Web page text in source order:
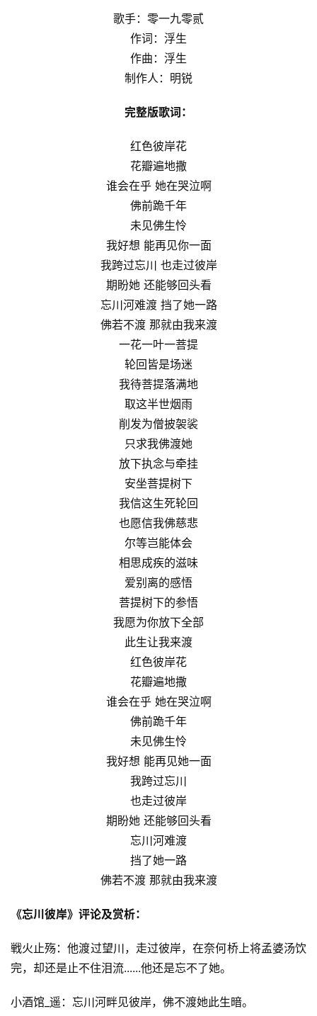
歌手：零一九零贰
作词：浮生
作曲：浮生
制作人：明锐
完整版歌词：
红色彼岸花
花瓣遍地撒
谁会在乎 她在哭泣啊
佛前跪千年
未见佛生怜
我好想 能再见你一面
我跨过忘川 也走过彼岸
期盼她 还能够回头看
忘川河难渡 挡了她一路
佛若不渡 那就由我来渡
一花一叶一菩提
轮回皆是场迷
我待菩提落满地
取这半世烟雨
削发为僧披袈裟
只求我佛渡她
放下执念与牵挂
安坐菩提树下
我信这生死轮回
也愿信我佛慈悲
尔等岂能体会
相思成疾的滋味
爱别离的感悟
菩提树下的参悟
我愿为你放下全部
此生让我来渡
红色彼岸花
花瓣遍地撒
谁会在乎 她在哭泣啊
佛前跪千年
未见佛生怜
我好想 能再见她一面
我跨过忘川
也走过彼岸
期盼她 还能够回头看
忘川河难渡
挡了她一路
佛若不渡 那就由我来渡
《忘川彼岸》评论及赏析：
戦火止殇：他渡过望川，走过彼岸，在奈何桥上将孟婆汤饮
完，却还是止不住泪流......他还是忘不了她。
小酒馆_遥：忘川河畔见彼岸，佛不渡她此生暗。